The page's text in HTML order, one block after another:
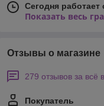
Сегодня работает
Показать весь
Отзывы о магазине
279 отзывов за всё
Покупатель